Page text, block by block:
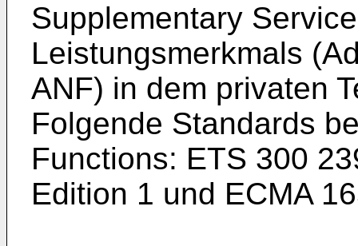
Supplementary
Leistungsmerkmals
ANF) in dem privaten
Folgende Standards
Functions: ETS 300
Edition 1 und ECMA